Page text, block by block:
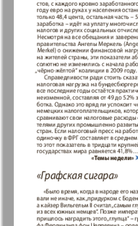
37
43
49
55
7плюс7я
Антенна
Бизнес парк
Вечерняя газета
Германия плюс